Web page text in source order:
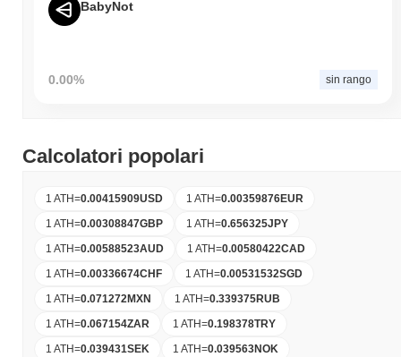
BabyNot
0.00% sin rango
Calcolatori popolari
1 ATH=0.00415909USD 1 ATH=0.00359876EUR
1 ATH=0.00308847GBP 1 ATH=0.656325JPY
1 ATH=0.00588523AUD 1 ATH=0.00580422CAD
1 ATH=0.00336674CHF 1 ATH=0.00531532SGD
1 ATH=0.071272MXN 1 ATH=0.339375RUB
1 ATH=0.067154ZAR 1 ATH=0.198378TRY
1 ATH=0.039431SEK 1 ATH=0.039563NOK